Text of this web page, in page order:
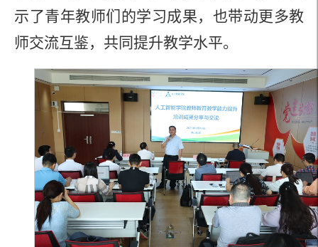
示了青年教师们的学习成果，也带动更多教
师交流互鉴，共同提升教学水平。